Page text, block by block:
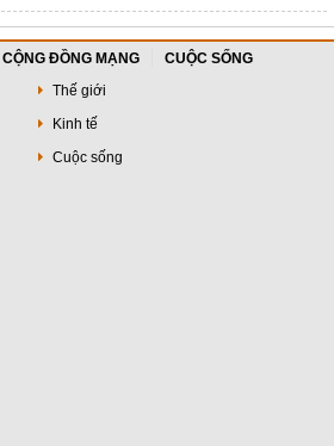
CỘNG ĐỒNG MẠNG
CUỘC SỐNG
Thế giới
Kinh tế
Cuộc sống